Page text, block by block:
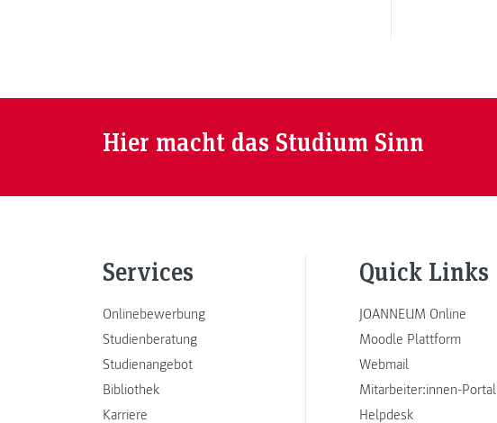
Hier macht das Studium Sinn
Services
Onlinebewerbung
Studienberatung
Studienangebot
Bibliothek
Karriere
Quick Links
JOANNEUM Online
Moodle Plattform
Webmail
Mitarbeiter:innen-Portal
Helpdesk